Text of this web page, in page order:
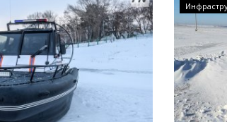
выберут самую
девушку
0 153
города ждет финальный этап
Павлодар».
В
Авг 3,